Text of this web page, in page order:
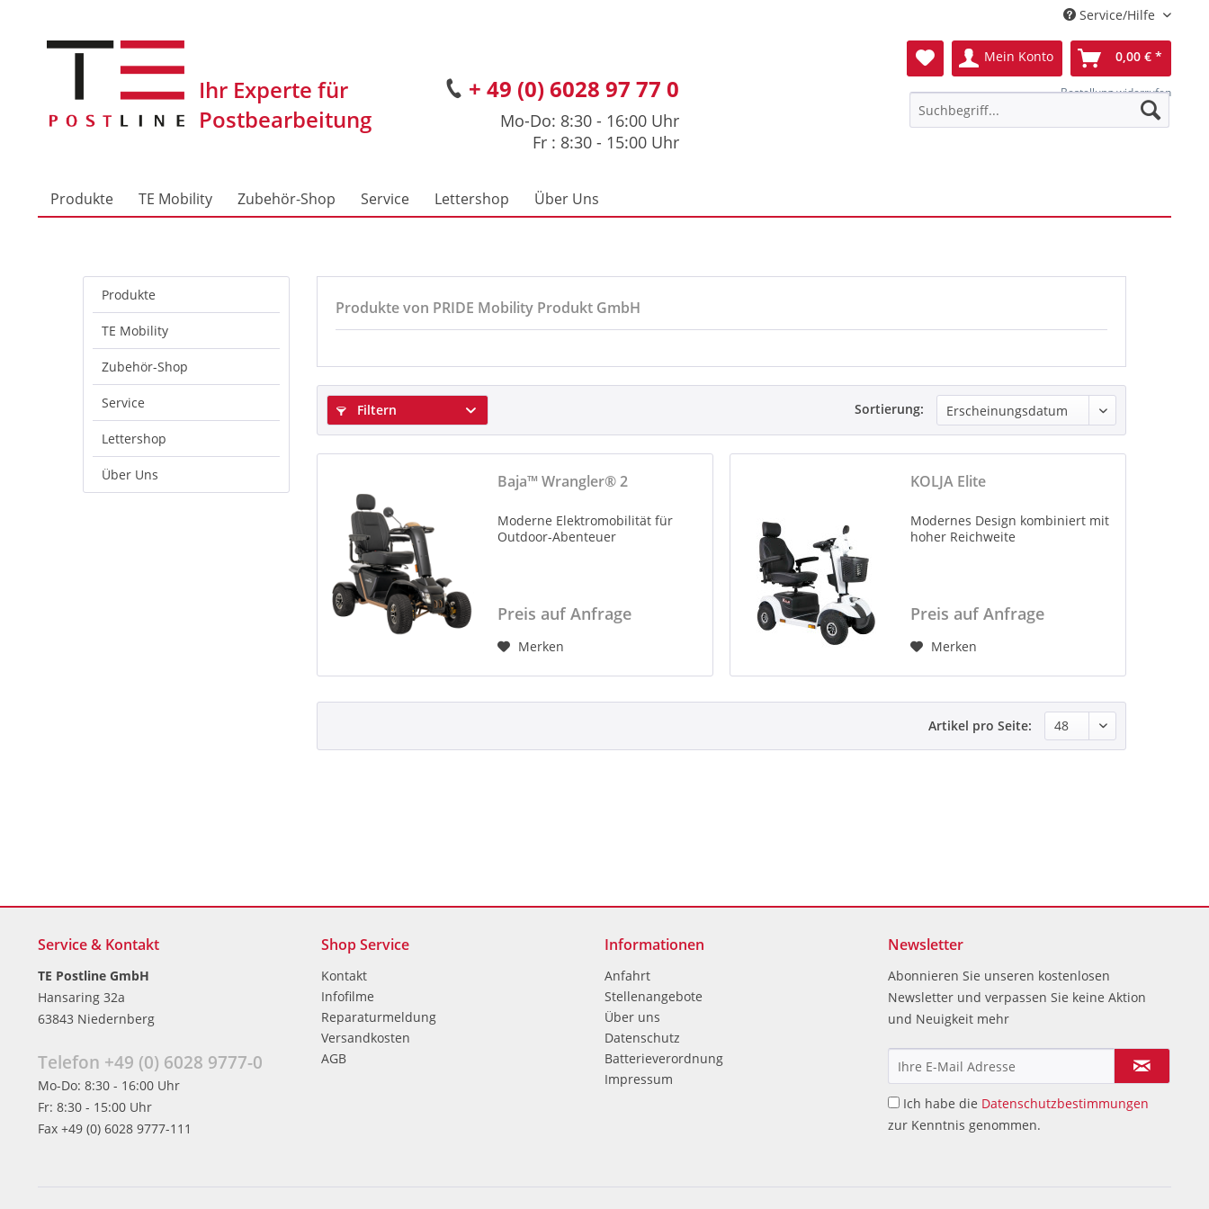
Service/Hilfe
+ 49 (0) 6028 97 77 0
Mo-Do: 8:30 - 16:00 Uhr
Fr : 8:30 - 15:00 Uhr
Mein Konto 0,00 € *
Bestellung widerrufen
Produkte TE Mobility Zubehör-Shop Service Lettershop Über Uns
Produkte
TE Mobility
Zubehör-Shop
Service
Lettershop
Über Uns
Produkte von PRIDE Mobility Produkt GmbH
Filtern Sortierung:
Baja™ Wrangler® 2
Moderne Elektromobilität für
Outdoor-Abenteuer
Preis auf Anfrage
Merken
KOLJA Elite
Modernes Design kombiniert mit
hoher Reichweite
Preis auf Anfrage
Merken
Artikel pro Seite:
Service & Kontakt
TE Postline GmbH
Hansaring 32a
63843 Niedernberg
Telefon +49 (0) 6028 9777-0
Mo-Do: 8:30 - 16:00 Uhr
Fr: 8:30 - 15:00 Uhr
Fax +49 (0) 6028 9777-111
Shop Service
Kontakt
Infofilme
Reparaturmeldung
Versandkosten
AGB
Informationen
Anfahrt
Stellenangebote
Über uns
Datenschutz
Batterieverordnung
Impressum
Newsletter
Abonnieren Sie unseren kostenlosen
Newsletter und verpassen Sie keine Aktion
und Neuigkeit mehr
Ich habe die Datenschutzbestimmungen
zur Kenntnis genommen.